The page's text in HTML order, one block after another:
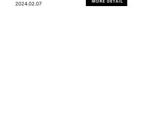
2024.02.07